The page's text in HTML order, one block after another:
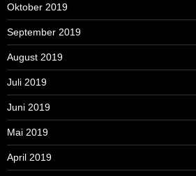
Oktober 2019
September 2019
August 2019
Juli 2019
Juni 2019
Mai 2019
April 2019